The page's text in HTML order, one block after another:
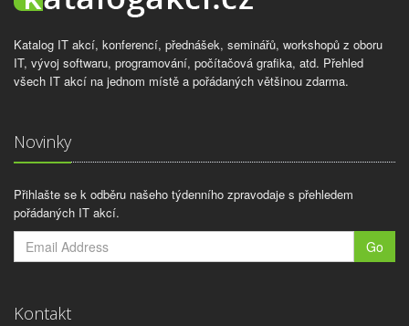
Katalog IT akcí, konferencí, přednášek, seminářů, workshopů z oboru
IT, vývoj softwaru, programování, počítačová grafika, atd. Přehled
všech IT akcí na jednom místě a pořádaných většinou zdarma.
Novinky
Přihlašte se k odběru našeho týdenního zpravodaje s přehledem
pořádaných IT akcí.
Go
Kontakt